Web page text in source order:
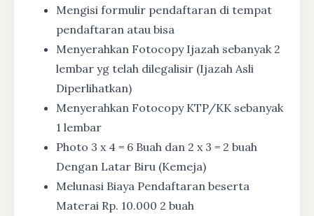
Mengisi formulir pendaftaran di tempat
pendaftaran atau bisa
Menyerahkan Fotocopy Ijazah sebanyak 2
lembar yg telah dilegalisir (Ijazah Asli
Diperlihatkan)
Menyerahkan Fotocopy KTP/KK sebanyak
1 lembar
Photo 3 x 4 = 6 Buah dan 2 x 3 = 2 buah
Dengan Latar Biru (Kemeja)
Melunasi Biaya Pendaftaran beserta
Materai Rp. 10.000 2 buah